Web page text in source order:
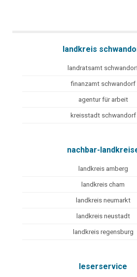
landkreis
landratsamt
finanzamt schwandorf
agentur für arbeit
kreisstadt schwandorf
nachbar-
landkreis amberg
landkreis cham
landkreis neumarkt
landkreis neustadt
landkreis regensburg
leserservice